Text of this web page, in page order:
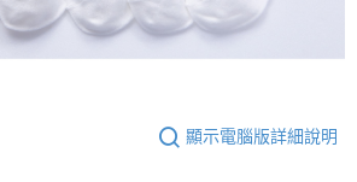
顯示電腦版詳細說明